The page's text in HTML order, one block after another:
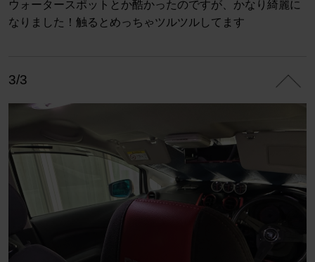
ウォータースポットとか酷かったのですが、かなり綺麗に
なりました！触るとめっちゃツルツルしてます
3/3